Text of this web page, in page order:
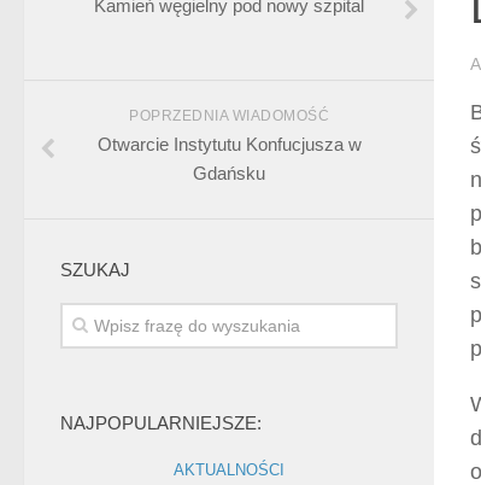
Kamień węgielny pod nowy szpital
POPRZEDNIA WIADOMOŚĆ
Otwarcie Instytutu Konfucjusza w
Gdańsku
SZUKAJ
NAJPOPULARNIEJSZE:
AKTUALNOŚCI